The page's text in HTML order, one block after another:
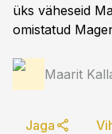
üks väheseid
omistatud
Maarit
Jaga